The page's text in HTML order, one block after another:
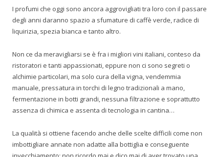
I profumi che oggi sono ancora aggrovigliati tra loro con il passare
degli anni daranno spazio a sfumature di caffè verde, radice di
liquirizia, spezia bianca e tanto altro.
Non ce da meravigliarsi se è fra i migliori vini italiani, conteso da
ristoratori e tanti appassionati, eppure non ci sono segreti o
alchimie particolari, ma solo cura della vigna, vendemmia
manuale, pressatura in torchi di legno tradizionali a mano,
fermentazione in botti grandi, nessuna filtrazione e soprattutto
assenza di chimica e assenta di tecnologia in cantina…
La qualità si ottiene facendo anche delle scelte difficili come non
imbottigliare annate non adatte alla bottiglia e conseguente